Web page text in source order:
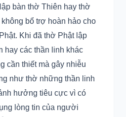
bàn thờ Thiên hay thờ
bổ trợ hoàn hảo cho
Khi đã thờ Phật lập
hay các thần linh khác
cần thiết mà gây nhiễu
như thờ những thần linh
hưởng tiêu cực vì có
lòng tin của người